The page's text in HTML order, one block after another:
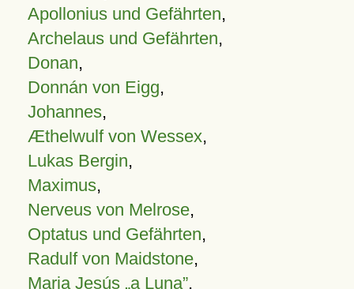
Apollonius und Gefährten,
Archelaus und Gefährten,
Donan,
Donnán von Eigg,
Johannes,
Æthelwulf von Wessex,
Lukas Bergin,
Maximus,
Nerveus von Melrose,
Optatus und Gefährten,
Radulf von Maidstone,
Maria Jesús „a Luna”,